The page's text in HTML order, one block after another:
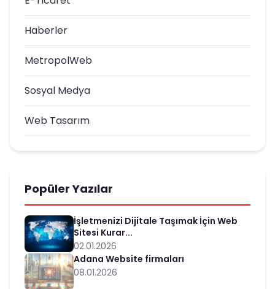
Haberler
MetropolWeb
Sosyal Medya
Web Tasarım
Popüler Yazılar
İşletmenizi Dijitale Taşımak İçin Web
Sitesi Kurar...
02.01.2026
Adana Website firmaları
08.01.2026